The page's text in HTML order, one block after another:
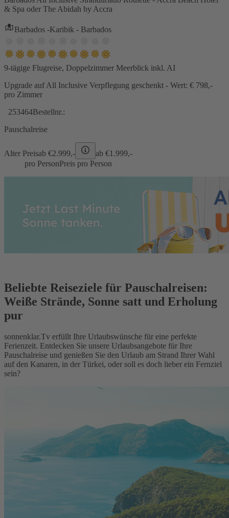
& Spa oder The Abidah by Accra
Barbados -Karibik - Barbados
9-tägige Flugreise, Doppelzimmer Meerblick inkl. AI
Upgrade auf All Inclusive Verpflegung geschenkt - Wert: € 798,-
pro Zimmer
253464Bestellnr.:
Pauschalreise
Alter Preisab €2.999,- ab €1.999,-
pro PersonPreis pro Person
Beliebte Reiseziele für Pauschalreisen:
Weiße Strände, Sonne satt und Erholung
pur
sonnenklar.Tv erfüllt Ihre Urlaubswünsche für eine perfekte
Ferienzeit. Entdecken Sie unsere Urlaubsangebote für Ihre
Pauschalreise und genießen Sie den Urlaub am Strand Ihrer Wahl
auf den Kanaren, in der Türkei, oder soll es doch lieber ein Fernziel
sein?